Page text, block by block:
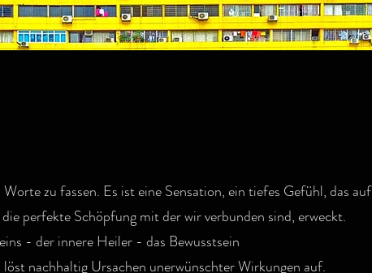
zu fassen. Es ist eine Sensation, ein tiefes Gefühl, das auf
perfekte Schöpfung mit der wir verbunden sind, erweckt.
- der innere Heiler - das Bewusstsein
nachhaltig Ursachen unerwünschter Wirkungen auf.